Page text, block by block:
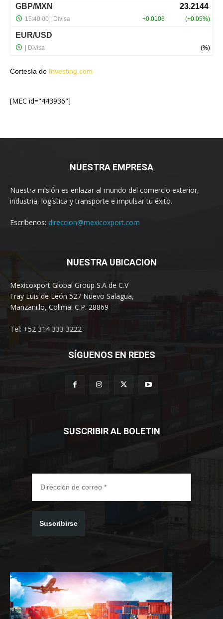
Cortesía de Investing.com
[MEC id="443936"]
NUESTRA EMPRESA
Nuestra misión es enlazar al mundo del comercio exterior,
industria, logística y transporte e impulsar tu éxito.
Escríbenos: direccion@mexicoxport.com
NUESTRA UBICACION
Mexicoxport Global Group S.A de C.V
Fray Luis de León 527 Nuevo Salagua,
Manzanillo, Colima. C.P. 28869
Tel: +52 314 333 3222
SÍGUENOS EN REDES
SUSCRIBIR AL BOLETIN
Suscribirse